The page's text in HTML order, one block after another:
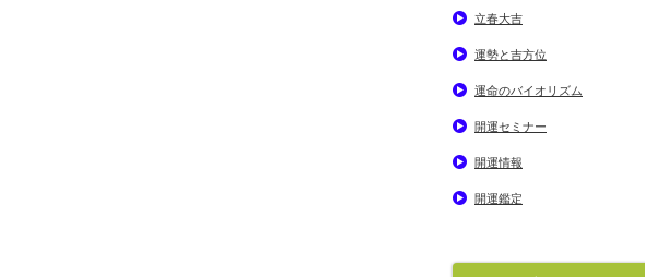
立春大吉
運勢と吉方位
運命のバイオリズム
開運セミナー
開運情報
開運鑑定